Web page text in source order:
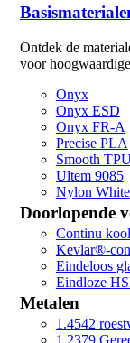
Ontdek de
voor
Onyx
Onyx ESD
Onyx FR-A
Precise PLA
Smooth
Ultem 9085
Nylon White
Doorlopende
Continu
Kevlar®-
Eindeloos
Eindloze
Metalen
1.4542
1.2379